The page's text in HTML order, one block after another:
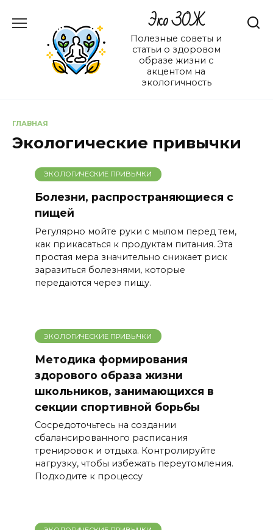
содержанию
Эко ЗОЖ
Полезные советы и
статьи о здоровом
образе жизни с
акцентом на
экологичность
ГЛАВНАЯ
Экологические привычки
ЭКОЛОГИЧЕСКИЕ ПРИВЫЧКИ
Болезни, распространяющиеся с
пищей
Регулярно мойте руки с мылом перед тем,
как прикасаться к продуктам питания. Эта
простая мера значительно снижает риск
заразиться болезнями, которые
передаются через пищу.
ЭКОЛОГИЧЕСКИЕ ПРИВЫЧКИ
Методика формирования
здорового образа жизни
школьников, занимающихся в
секции спортивной борьбы
Сосредоточьтесь на создании
сбалансированного расписания
тренировок и отдыха. Контролируйте
нагрузку, чтобы избежать переутомления.
Подходите к процессу